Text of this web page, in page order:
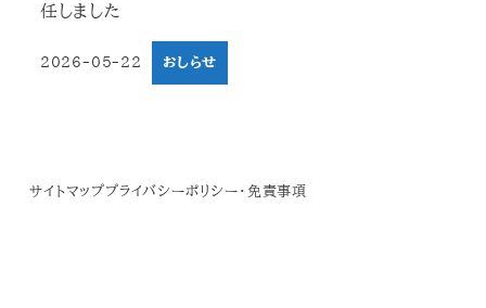
任しました
2026-05-22 おしらせ
サイトマップ プライバシーポリシー・免責事項